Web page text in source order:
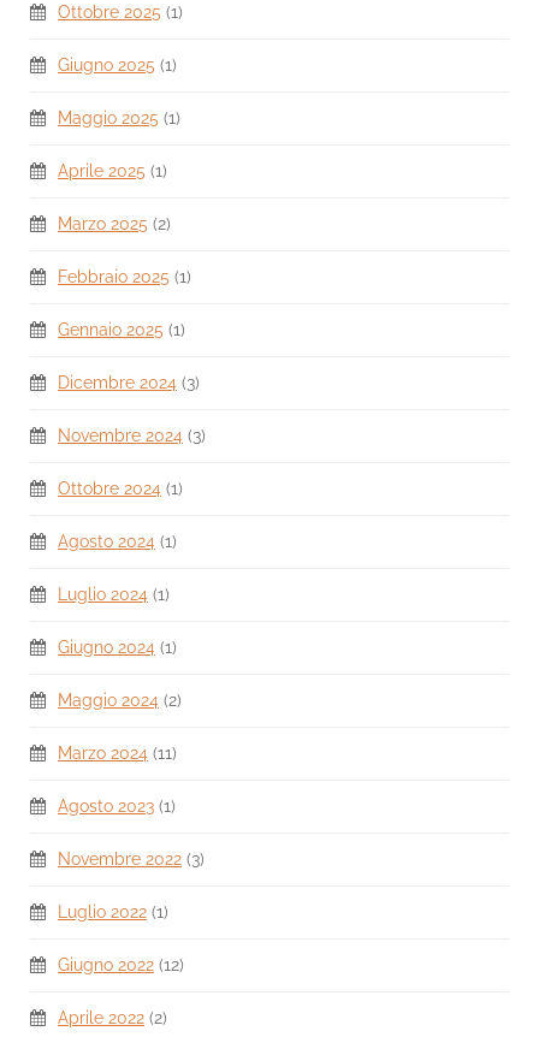
Ottobre 2025 (1)
Giugno 2025 (1)
Maggio 2025 (1)
Aprile 2025 (1)
Marzo 2025 (2)
Febbraio 2025 (1)
Gennaio 2025 (1)
Dicembre 2024 (3)
Novembre 2024 (3)
Ottobre 2024 (1)
Agosto 2024 (1)
Luglio 2024 (1)
Giugno 2024 (1)
Maggio 2024 (2)
Marzo 2024 (11)
Agosto 2023 (1)
Novembre 2022 (3)
Luglio 2022 (1)
Giugno 2022 (12)
Aprile 2022 (2)